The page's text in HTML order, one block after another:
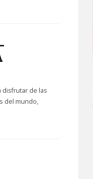
disfrutar de las
del mundo,